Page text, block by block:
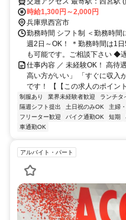
2分 【交通アクセス】 ◆電車（アクセス良好！） 阪神「西宮駅」徒
歩1〜2分／JR「西宮駅」徒歩
野田・三宮・御影からも電車
号線・43号線・山手幹線すぐ
市・宝塚市から約20分
時給1,300円～2,000円
兵庫県西宮市
勤務時間 シフト制 ＜勤務時
週2日～OK！ ＊勤務時間は1
も可能です。ご相談下さい ◆
仕事内容 ／ 未経験OK！ 高待
高い方がいい」 「すぐに収
です！ 【【この求人のポイン
制服あり 業界未経験者歓迎 ランチタ
隔週シフト提出
土日祝のみOK 主婦
フリーター歓迎
バイク通勤OK 短期
車通勤OK
アルバイト・パート